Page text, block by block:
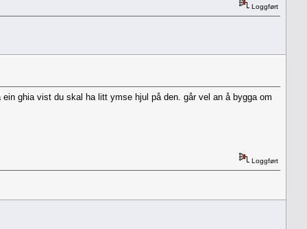
Loggført
ghia vist du skal ha litt ymse hjul på den. går vel an å bygga om
Loggført